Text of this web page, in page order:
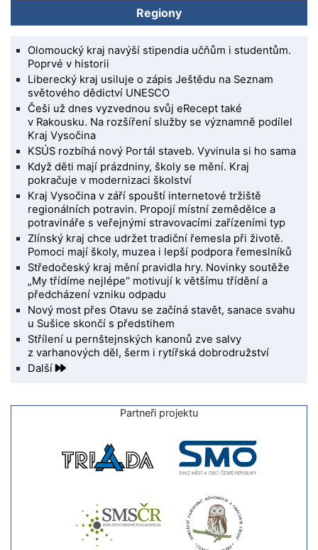
Regiony
Olomoucký kraj navýší stipendia učňům i studentům.
Poprvé v historii
Liberecký kraj usiluje o zápis Ještědu na Seznam
světového dědictví UNESCO
Češi už dnes vyzvednou svůj eRecept také
v Rakousku. Na rozšíření služby se významně podílel
Kraj Vysočina
KSÚS rozbíhá nový Portál staveb. Vyvinula si ho sama
Když děti mají prázdniny, školy se mění. Kraj
pokračuje v modernizaci školství
Kraj Vysočina v září spouští internetové tržiště
regionálních potravin. Propojí místní zemědělce a
potravináře s veřejnými stravovacími zařízeními typ
Zlínský kraj chce udržet tradiční řemesla při životě.
Pomoci mají školy, muzea i lepší podpora řemeslníků
Středočeský kraj mění pravidla hry. Novinky soutěže
„My třídíme nejlépe“ motivují k většímu třídění a
předcházení vzniku odpadu
Nový most přes Otavu se začíná stavět, sanace svahu
u Sušice skončí s předstihem
Střílení u pernštejnských kanonů zve salvy
z varhanových děl, šerm i rytířská dobrodružství
Další
Partneři projektu